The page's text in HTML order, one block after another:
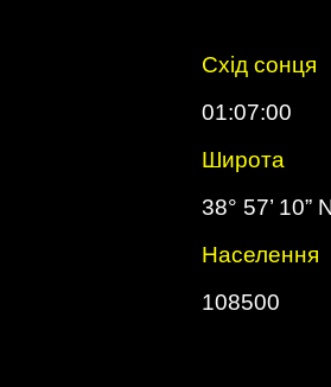
Схід сонця
01:07:00
Широта
38° 57’ 10”
Населення
108500